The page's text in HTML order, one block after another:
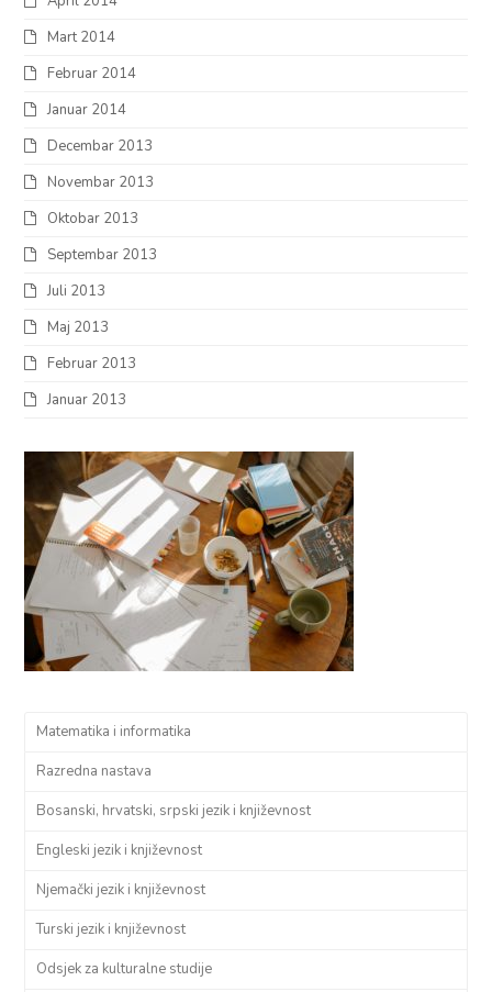
Mart 2014
Februar 2014
Januar 2014
Decembar 2013
Novembar 2013
Oktobar 2013
Septembar 2013
Juli 2013
Maj 2013
Februar 2013
Januar 2013
Matematika i informatika
Razredna nastava
Bosanski, hrvatski, srpski jezik i književnost
Engleski jezik i književnost
Njemački jezik i književnost
Turski jezik i književnost
Odsjek za kulturalne studije